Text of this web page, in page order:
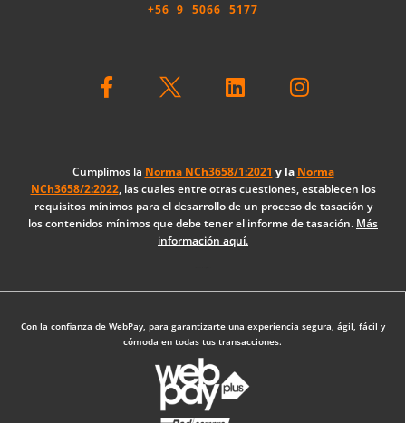
+56 9 5066 5177
a
o
o
k
i
d
i
n
n
g
r
a
Cumplimos la Norma NCh3658/1:2021 y la Norma
NCh3658/2:2022, las cuales entre otras cuestiones, establecen los
requisitos mínimos para el desarrollo de un proceso de tasación y
los contenidos mínimos que debe tener el informe de tasación. Más
información aquí.
Con la confianza de WebPay, para garantizarte una experiencia segura, ágil, fácil y
cómoda en todas tus transacciones.